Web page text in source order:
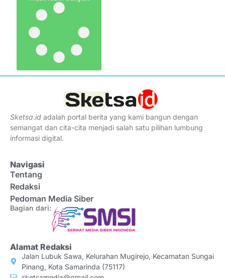
Sketsa.id adalah portal berita yang kami bangun dengan
semangat dan cita-cita menjadi salah satu pilihan lumbung
informasi digital.
Navigasi
Tentang
Redaksi
Pedoman Media Siber
Bagian dari:
Alamat Redaksi
Jalan Lubuk Sawa, Kelurahan Mugirejo, Kecamatan Sungai
Pinang, Kota Samarinda (75117)